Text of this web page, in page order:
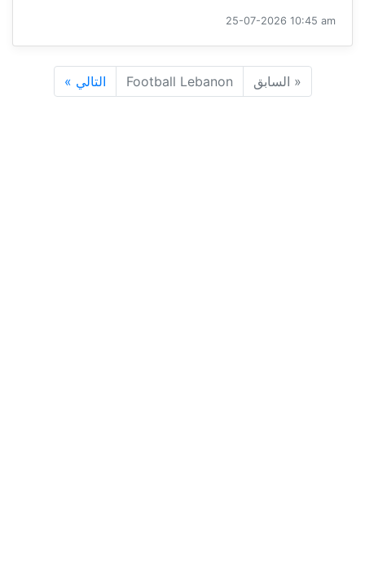
25-07-2026 10:45 am
« السابق Football Lebanon التالي »